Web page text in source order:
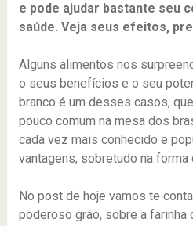
e pode ajudar bastante seu
saúde. Veja seus efeitos,
Alguns alimentos nos
o seus benefícios e o seu
branco é um desses casos,
pouco comum na mesa dos
cada vez mais conhecido e
vantagens, sobretudo na forma
No post de hoje vamos te
poderoso grão, sobre a farinha